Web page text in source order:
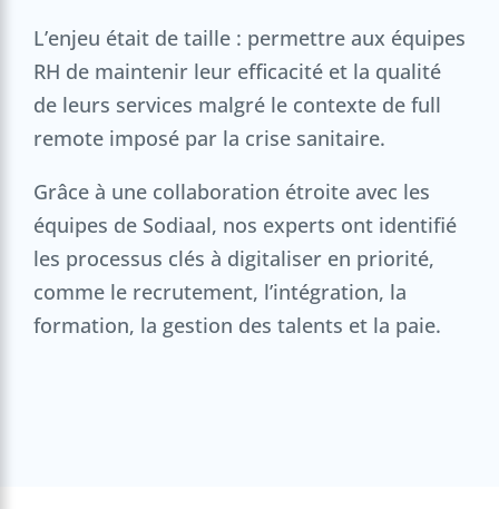
L’enjeu était de taille : permettre aux équipes
RH de maintenir leur efficacité et la qualité
de leurs services malgré le contexte de full
remote imposé par la crise sanitaire.
Grâce à une collaboration étroite avec les
équipes de Sodiaal, nos experts ont identifié
les processus clés à digitaliser en priorité,
comme le recrutement, l’intégration, la
formation, la gestion des talents et la paie.